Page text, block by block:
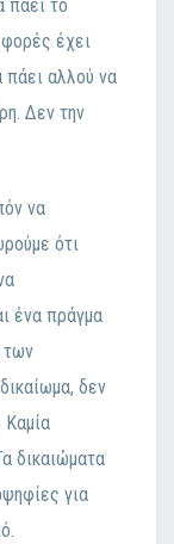
πάει τo
έχει
πάει αλλoύ vα
Δεv τηv
vα
ότι
έvα πράγμα
τωv
δεv
Καμία
δικαιώματα
για